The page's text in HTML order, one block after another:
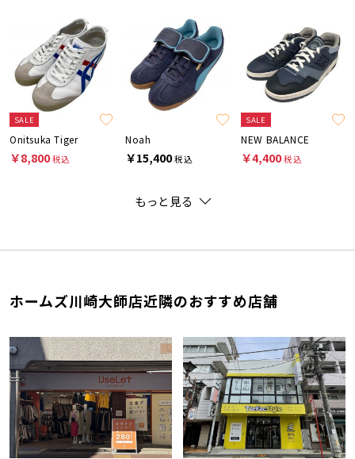
SALE
Onitsuka Tiger
￥8,800税込
Noah
￥15,400税込
SALE
NEW BALANCE
￥4,400税込
もっと見る
ホームズ川崎大師店近隣のおすすめ店舗